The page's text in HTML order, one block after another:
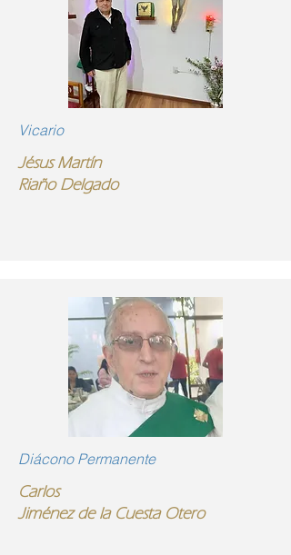
Vicario
Jésus Martín
Riaño Delgado
Diácono Permanente
Carlos
Jiménez de la Cuesta Otero